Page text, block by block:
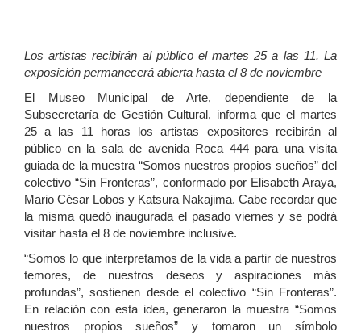
Los artistas recibirán al público el martes 25 a las 11. La
exposición permanecerá abierta hasta el 8 de noviembre
El Museo Municipal de Arte, dependiente de la
Subsecretaría de Gestión Cultural, informa que el martes
25 a las 11 horas los artistas expositores recibirán al
público en la sala de avenida Roca 444 para una visita
guiada de la muestra “Somos nuestros propios sueños” del
colectivo “Sin Fronteras”, conformado por Elisabeth Araya,
Mario César Lobos y Katsura Nakajima. Cabe recordar que
la misma quedó inaugurada el pasado viernes y se podrá
visitar hasta el 8 de noviembre inclusive.
“Somos lo que interpretamos de la vida a partir de nuestros
temores, de nuestros deseos y aspiraciones más
profundas”, sostienen desde el colectivo “Sin Fronteras”.
En relación con esta idea, generaron la muestra “Somos
nuestros propios sueños” y tomaron un símbolo